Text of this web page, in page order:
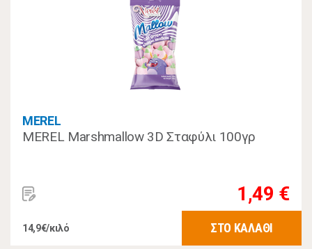
MEREL
MEREL Marshmallow 3D Σταφύλι 100γρ
1,49 €
14,9€/κιλό ΣΤΟ ΚΑΛΑΘΙ